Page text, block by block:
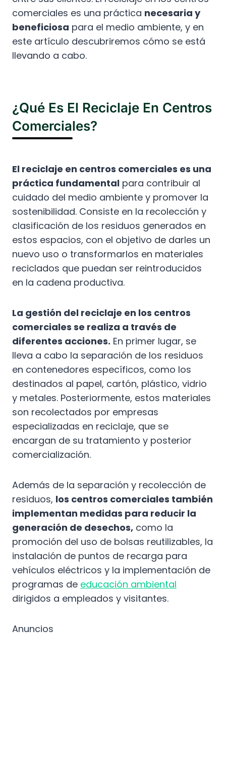
comerciales es una práctica necesaria y
beneficiosa para el medio ambiente, y en
este artículo descubriremos cómo se está
llevando a cabo.
¿Qué Es El Reciclaje En Centros
Comerciales?
El reciclaje en centros comerciales es una
práctica fundamental para contribuir al
cuidado del medio ambiente y promover la
sostenibilidad. Consiste en la recolección y
clasificación de los residuos generados en
estos espacios, con el objetivo de darles un
nuevo uso o transformarlos en materiales
reciclados que puedan ser reintroducidos
en la cadena productiva.
La gestión del reciclaje en los centros
comerciales se realiza a través de
diferentes acciones. En primer lugar, se
lleva a cabo la separación de los residuos
en contenedores específicos, como los
destinados al papel, cartón, plástico, vidrio
y metales. Posteriormente, estos materiales
son recolectados por empresas
especializadas en reciclaje, que se
encargan de su tratamiento y posterior
comercialización.
Además de la separación y recolección de
residuos, los centros comerciales también
implementan medidas para reducir la
generación de desechos, como la
promoción del uso de bolsas reutilizables, la
instalación de puntos de recarga para
vehículos eléctricos y la implementación de
programas de educación ambiental
dirigidos a empleados y visitantes.
Anuncios